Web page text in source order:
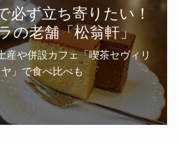
必ず立ち寄りたい！
の老舗「松翁軒」
産や併設カフェ「喫茶セヴィリ
ヤ」で食べ比べも